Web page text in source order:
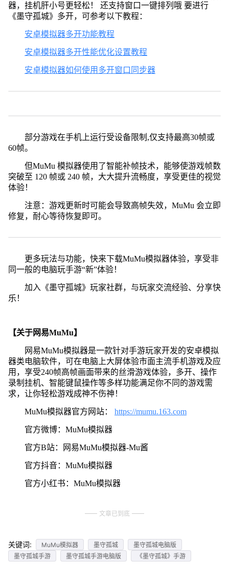
器，挂机肝小号更轻松！ 还支持窗口一键排列哦 要进行
《墨守孤城》多开，可参考以下教程：
安卓模拟器多开功能教程
安卓模拟器多开性能优化设置教程
安卓模拟器如何使用多开窗口同步器
部分游戏在手机上运行受设备限制,仅支持最高30帧或
60帧。
但MuMu 模拟器使用了智能补帧技术，能够使游戏帧数
突破至 120 帧或 240 帧，大大提升流畅度，享受更佳的视觉
体验！
注意：游戏更新时可能会导致高帧失效，MuMu 会立即
修复，耐心等待恢复即可。
更多玩法与功能，快来下载MuMu模拟器体验，享受非
同一般的电脑玩手游“新”体验！
加入《墨守孤城》玩家社群，与玩家交流经验、分享快
乐！
【关于网易MuMu】
网易MuMu模拟器是一款针对手游玩家开发的安卓模拟
器类电脑软件，可在电脑上大屏体验市面主流手机游戏及应
用，享受240帧高帧画面带来的丝滑游戏体验，多开、操作
录制挂机、智能键鼠操作等多样功能满足你不同的游戏需
求，让你轻松游戏成神不伤神！
MuMu模拟器官方网站： https://mumu.163.com
官方微博：MuMu模拟器
官方B站：网易MuMu模拟器-Mu酱
官方抖音：MuMu模拟器
官方小红书：MuMu模拟器
文章已到底
关键词: MuMu模拟器 墨守孤城
墨守孤城电脑版
墨守孤城手游
墨守孤城手游电脑版 《墨守孤城》手游